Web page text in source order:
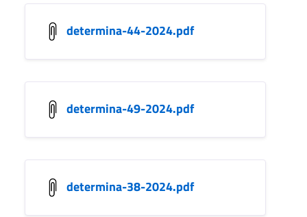
determina-44-2024.pdf
determina-49-2024.pdf
determina-38-2024.pdf